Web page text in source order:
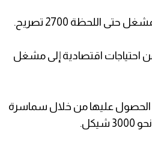
1000 تصريح من احتياجات اقتصادية إلى مشغل
تم الحصول عليها من خلال سماسرة